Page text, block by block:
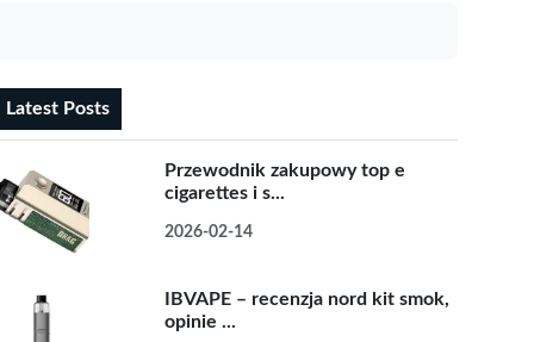
Latest Posts
Przewodnik zakupowy top e
cigarettes i s...
2026-02-14
IBVAPE – recenzja nord kit smok,
opinie ...